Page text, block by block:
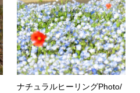
ナチュラルヒーリングPhoto/